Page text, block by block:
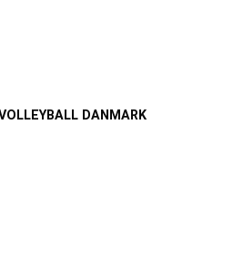
DANMARK